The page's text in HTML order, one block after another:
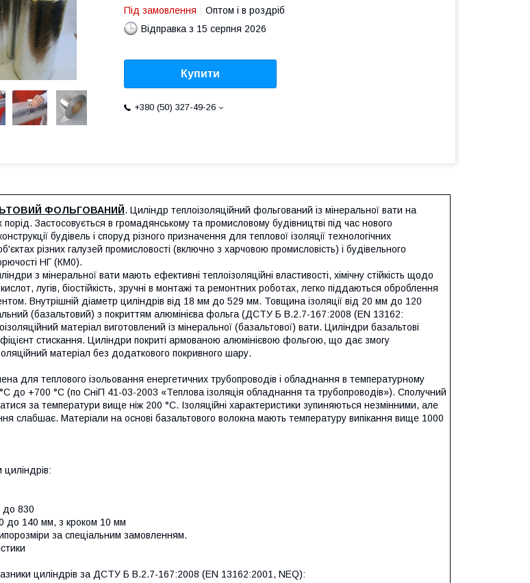
Під замовлення
Оптом і в роздріб
Відправка з 15 серпня 2026
Купити
+380 (50) 327-49-26
ФОЛЬГОВАНИЙ. Циліндр теплоізоляційний фольгований із мінеральної вати на
порід. Застосовується в громадянському та промисловому будівництві під час нового
будівель і споруд різного призначення для теплової ізоляції технологічних
різних галузей промисловості (включно з харчовою промисловість) і будівельного
НГ (КМ0).
з мінеральної вати мають ефективні теплоізоляційні властивості, хімічну стійкість щодо
лугів, біостійкість, зручні в монтажі та ремонтних роботах, легко піддаються оброблення
Внутрішній діаметр циліндрів від 18 мм до 529 мм. Товщина ізоляції від 20 мм до 120
(базальтовий) з покриттям алюмінієва фольга (ДСТУ Б В.2.7-167:2008 (EN 13162:
матеріал виготовлений із мінеральної (базальтової) вати. Циліндри базальтові
стискання. Циліндри покриті армованою алюмінієвою фольгою, що дає змогу
матеріал без додаткового покривного шару.
для теплового ізольовання енергетичних трубопроводів і обладнання в температурному
°C до +700 °C (по СніП 41-03-2003 «Теплова ізоляція обладнання та трубопроводів»). Сполучний
за температури вище ніж 200 °C. Ізоляційні характеристики зупиняються незмінними, але
слабшає. Матеріали на основі базальтового волокна мають температуру випікання вище 1000
циліндрів:
до 830
до 140 мм, з кроком 10 мм
за спеціальним замовленням.
циліндрів за ДСТУ Б В.2.7-167:2008 (EN 13162:2001, NEQ):